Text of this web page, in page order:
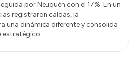
por Neuquén con el 17%. En un
registraron caídas, la
una dinámica diferente y consolida
estratégico.